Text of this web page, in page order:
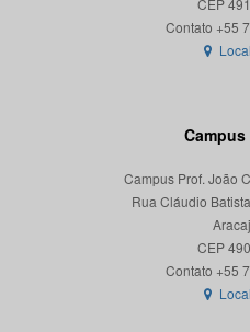
CEP
Campus Prof. João
Rua Cláudio
CEP